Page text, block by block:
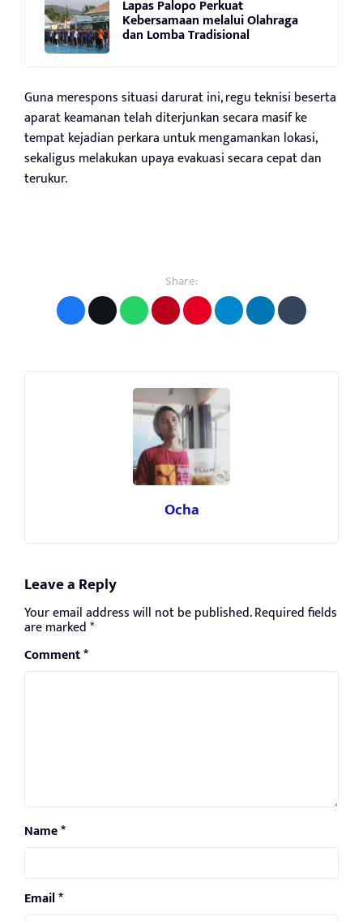
Lapas Palopo Perkuat
Kebersamaan melalui Olahraga
dan Lomba Tradisional
Guna merespons situasi darurat ini, regu teknisi beserta
aparat keamanan telah diterjunkan secara masif ke
tempat kejadian perkara untuk mengamankan lokasi,
sekaligus melakukan upaya evakuasi secara cepat dan
terukur.
Share:
Ocha
Leave a Reply
Your email address will not be published.Required fields
are marked*
Comment*
Name*
Email*